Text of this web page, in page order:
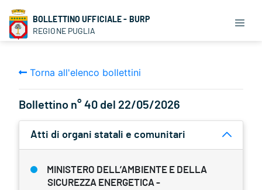
BOLLETTINO UFFICIALE - BURP
REGIONE PUGLIA
Torna all'elenco bollettini
Bollettino n° 40 del 22/05/2026
Atti di organi statali e comunitari
MINISTERO DELL’AMBIENTE E DELLA
SICUREZZA ENERGETICA -